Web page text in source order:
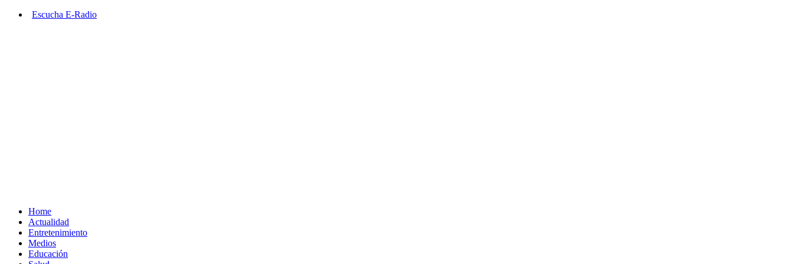
Saltar
Escucha E-Radio
Home
Actualidad
Entretenimiento
Medios
Educación